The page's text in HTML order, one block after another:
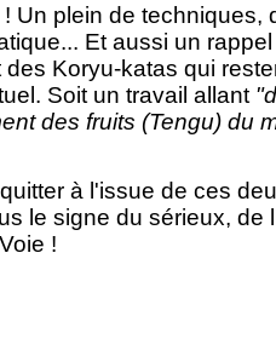
Un plein de techniques,
Et aussi un
des Koryu-katas qui
Soit un travail allant
des fruits (Tengu) du
à l'issue de ces
le signe du sérieux, de
!